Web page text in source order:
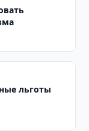
льготы